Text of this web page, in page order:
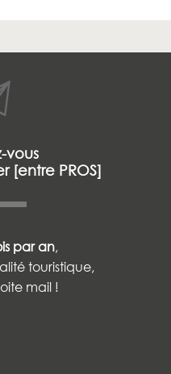
vous
[entre PROS]
par an,
touristique,
mail !